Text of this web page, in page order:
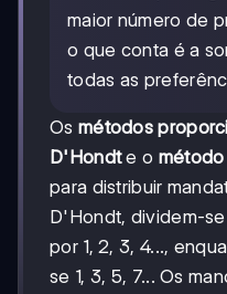
maior número de
o que conta é a
todas as
Os métodos
D'Hondte o
para distribuir
D'Hondt, dividem-
por 1, 2, 3, 4...,
se 1, 3, 5, 7... Os